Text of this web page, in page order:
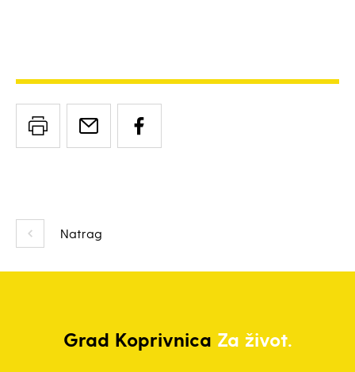
Natrag
Grad Koprivnica Za život.